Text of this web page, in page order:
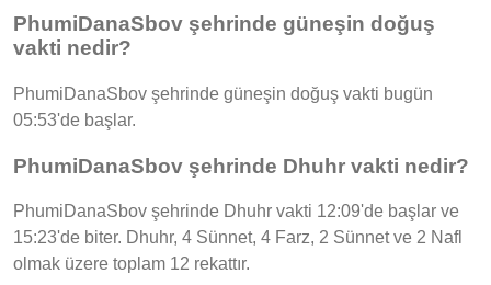
PhumiDanaSbov şehrinde güneşin doğuş
vakti nedir?
PhumiDanaSbov şehrinde güneşin doğuş vakti bugün
05:53'de başlar.
PhumiDanaSbov şehrinde Dhuhr vakti nedir?
PhumiDanaSbov şehrinde Dhuhr vakti 12:09'de başlar ve
15:23'de biter. Dhuhr, 4 Sünnet, 4 Farz, 2 Sünnet ve 2 Nafl
olmak üzere toplam 12 rekattır.